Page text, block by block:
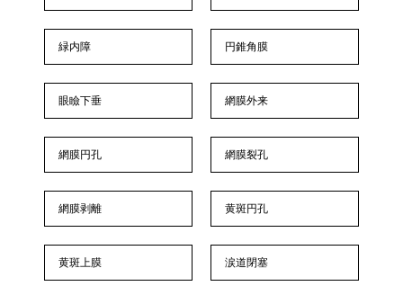
緑内障 円錐角膜
眼瞼下垂 網膜外来
網膜円孔 網膜裂孔
網膜剥離 黄斑円孔
黄斑上膜 涙道閉塞